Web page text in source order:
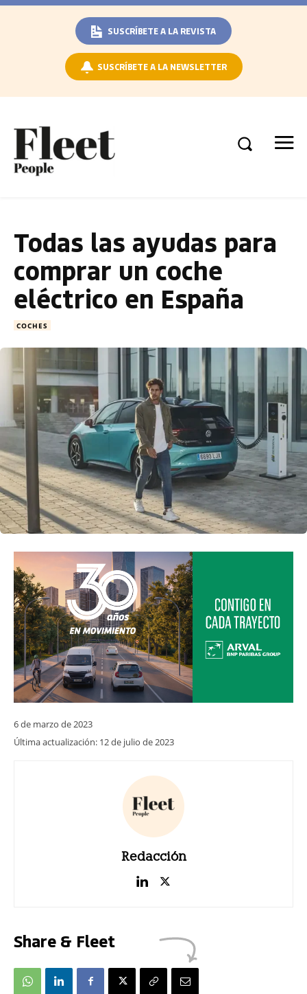
SUSCRÍBETE A LA REVISTA
SUSCRÍBETE A LA NEWSLETTER
Todas las ayudas para
comprar un coche
eléctrico en España
COCHES
6 de marzo de 2023
Última actualización: 12 de julio de 2023
Redacción
Share & Fleet